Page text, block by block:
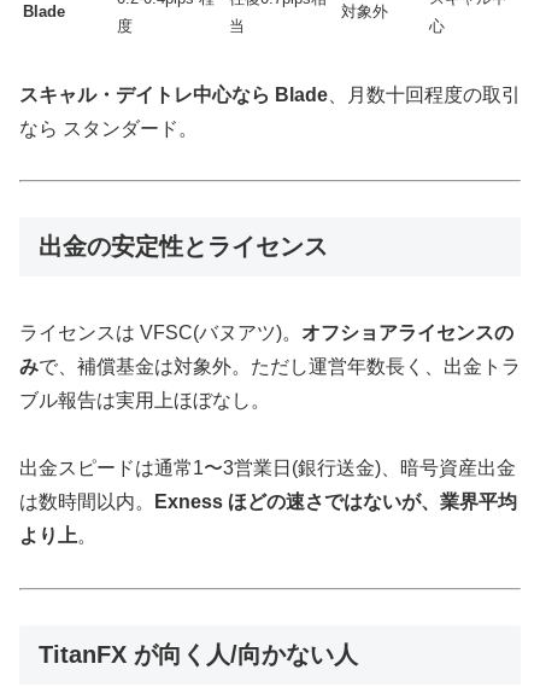
Blade
度
当
対象外
心
スキャル・デイトレ中心なら Blade 、月数十回程度の取引
なら スタンダード。
出金の安定性とライセンス
ライセンスは VFSC(バヌアツ)。 オフショアライセンスの
みで、補償基金は対象外。ただし運営年数長く、出金トラ
ブル報告は実用上ほぼなし。
出金スピードは通常1〜3営業日(銀行送金)、暗号資産出金
は数時間以内。
Exness ほどの速さではないが、業界平均
より上。
TitanFX が向く人/向かない人